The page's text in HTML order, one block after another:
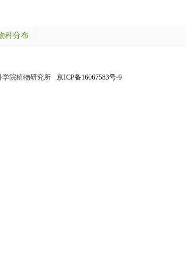
种分布
学院植物研究所 京ICP备16067583号-9